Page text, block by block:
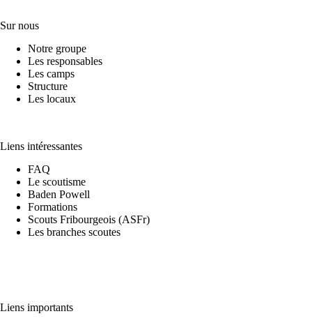
Sur nous
Notre groupe
Les responsables
Les camps
Structure
Les locaux
Liens intéressantes
FAQ
Le scoutisme
Baden Powell
Formations
Scouts Fribourgeois (ASFr)
Les branches scoutes
Liens importants